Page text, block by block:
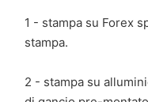
1 - stampa su Forex
stampa.
2 - stampa su